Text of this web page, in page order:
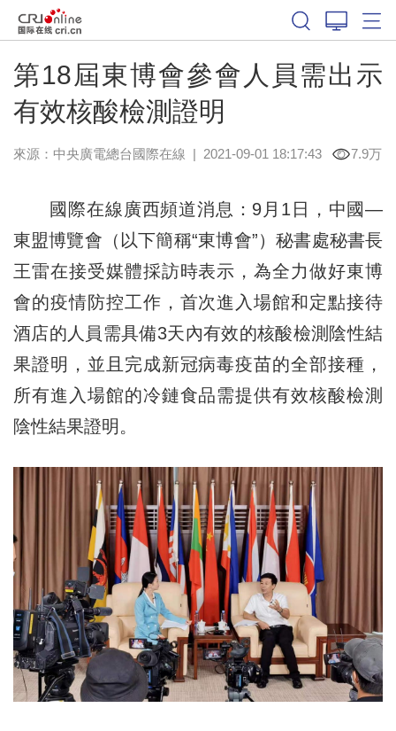
第18屆東博會參會人員需出示
有效核酸檢測證明
來源：中央廣電總台國際在線 | 2021-09-01 18:17:43 7.9万
國際在線廣西頻道消息：9月1日，中國—
東盟博覽會（以下簡稱“東博會”）秘書處秘書長
王雷在接受媒體採訪時表示，為全力做好東博
會的疫情防控工作，首次進入場館和定點接待
酒店的人員需具備3天內有效的核酸檢測陰性結
果證明，並且完成新冠病毒疫苗的全部接種，
所有進入場館的冷鏈食品需提供有效核酸檢測
陰性結果證明。